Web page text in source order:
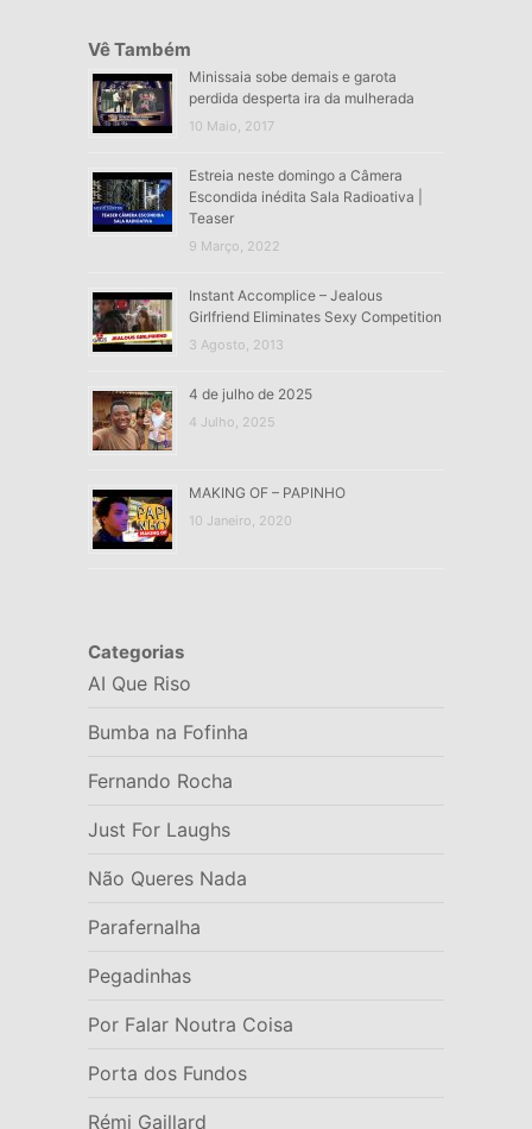
Vê Também
Minissaia sobe demais e garota
perdida desperta ira da mulherada
10 Maio, 2017
Estreia neste domingo a Câmera
Escondida inédita Sala Radioativa |
Teaser
9 Março, 2022
Instant Accomplice – Jealous
Girlfriend Eliminates Sexy Competition
3 Agosto, 2013
4 de julho de 2025
4 Julho, 2025
MAKING OF – PAPINHO
10 Janeiro, 2020
Categorias
AI Que Riso
Bumba na Fofinha
Fernando Rocha
Just For Laughs
Não Queres Nada
Parafernalha
Pegadinhas
Por Falar Noutra Coisa
Porta dos Fundos
Rémi Gaillard